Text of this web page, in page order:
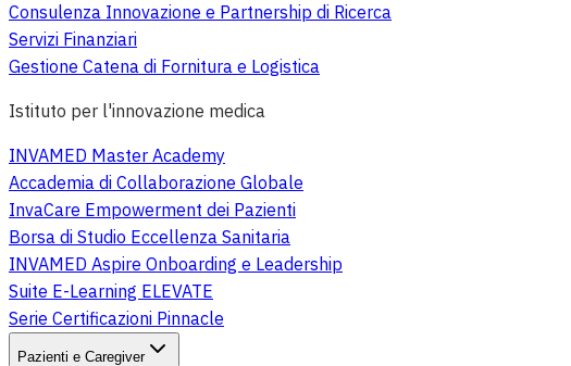
Consulenza Innovazione e Partnership di Ricerca
Servizi Finanziari
Gestione Catena di Fornitura e Logistica
Istituto per l'innovazione medica
INVAMED Master Academy
Accademia di Collaborazione Globale
InvaCare Empowerment dei Pazienti
Borsa di Studio Eccellenza Sanitaria
INVAMED Aspire Onboarding e Leadership
Suite E-Learning ELEVATE
Serie Certificazioni Pinnacle
Pazienti e Caregiver